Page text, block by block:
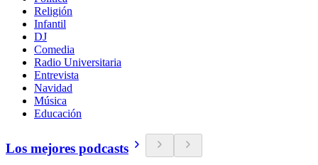
Religión
Infantil
DJ
Comedia
Radio Universitaria
Entrevista
Navidad
Música
Educación
Los mejores podcasts